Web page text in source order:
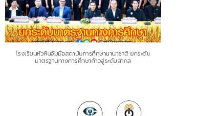
โรงเรียนหัวหินจับมือสถาบันการศึกษานานาชาติ ยกระดับ
มาตรฐานทางการศึกษาก้าวสู่ระดับสากล